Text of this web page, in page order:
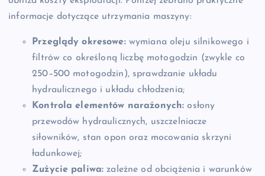
informacje dotyczące utrzymania maszyny:
Przeglądy okresowe:wymiana oleju silnikowego i
filtrów co określoną liczbę motogodzin (zwykle co
250–500 motogodzin), sprawdzanie układu
hydraulicznego i układu chłodzenia;
Kontrola elementów narażonych: osłony
przewodów hydraulicznych, uszczelniacze
siłowników, stan opon oraz mocowania skrzyni
ładunkowej;
Zużycie paliwa: zależne od obciążenia i warunków